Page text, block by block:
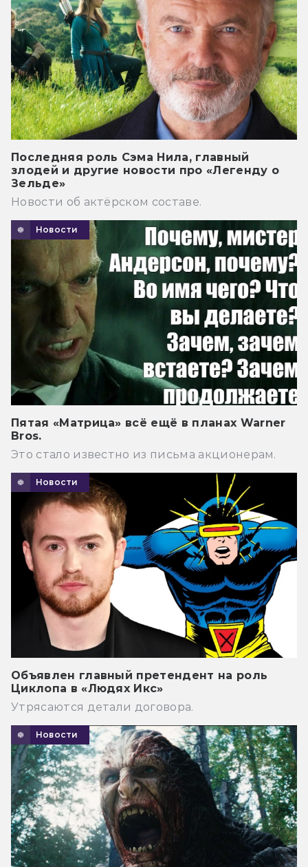
Последняя роль Сэма Нила, главный
злодей и другие новости про «Легенду о
Зельде»
Новости об актёрском составе.
Новости
Пятая «Матрица» всё ещё в планах Warner
Bros.
Это стало известно из письма акционерам.
Новости
Объявлен главный претендент на роль
Циклопа в «Людях Икс»
Утрясаются детали договора.
Новости